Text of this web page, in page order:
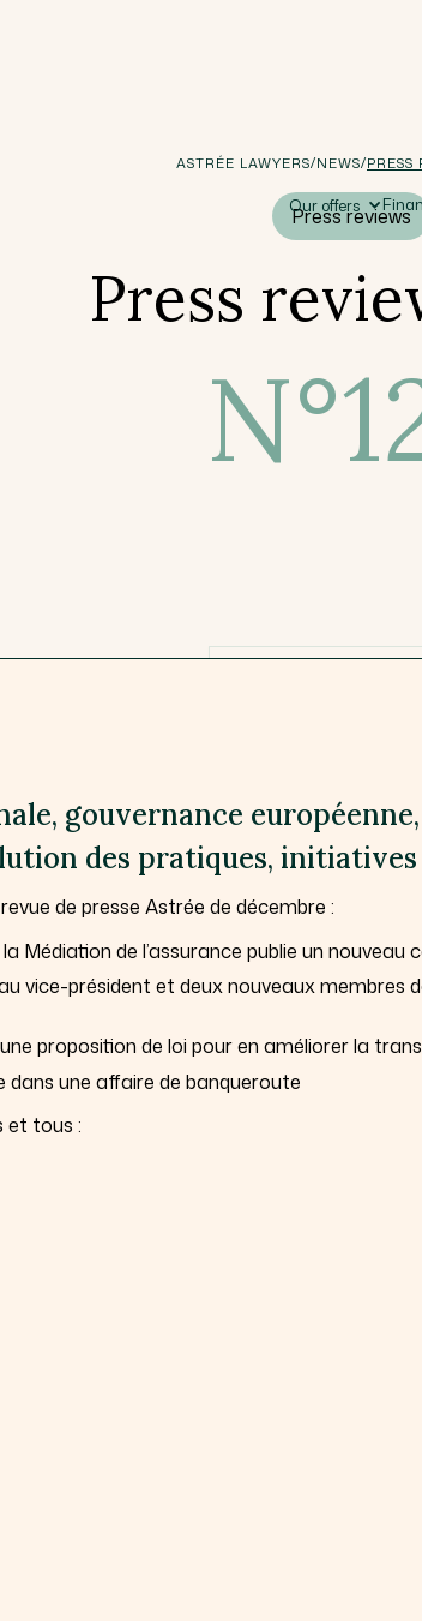
Our offers
ASTRÉE LAWYERS/NEWS/PRESS
Press reviews
Press
N°
gouvernance
des pratiques,
de presse Astrée de décembre :
Médiation de l’assurance publie un nouveau
vice-président et deux nouveaux membres
proposition de loi pour en améliorer la
dans une affaire de banqueroute
et tous :